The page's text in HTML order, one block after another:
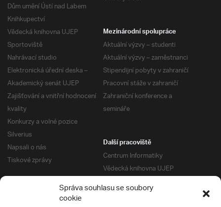
Správa souhlasu se soubory
cookie
Dům umění Ústí nad Labem
Knihkupectví
Vědecká knihovna UJEP
Sportoviště
Nahrávací studio
Elektronická úřední deska –
Akademický senát UJEP
Zajišťování a vnitřní hodnocení
kvality
Konkurzy a volné pozice
Silverius
Napsali o nás
Tiskové zprávy
Mezinárodní spolupráce
Aktuální výzvy – studenti
Aktuální výzvy – zaměstnanci
Stipendijní pobyty v zahraničí
Pracovní stáže v zahraničí
Zahraniční konference a
semináře
Další pracoviště
Centrum Informatiky
Vědecká knihovna UJEP
Správa kolejí a menz
Univerzitní centrum podpory